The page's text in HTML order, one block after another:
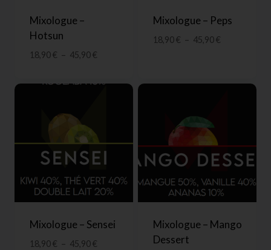
Mixologue –
Hotsun
18,90€ – 45,90€
Mixologue – Peps
18,90€ – 45,90€
Mixologue – Sensei
18,90€ – 45,90€
Mixologue – Mango
Dessert